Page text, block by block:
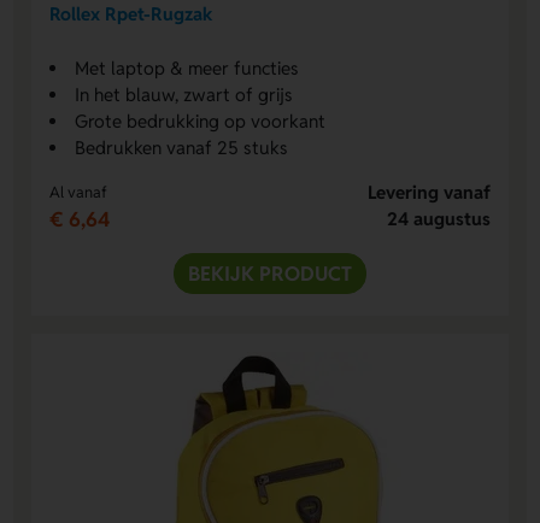
Rollex Rpet-Rugzak
Met laptop & meer functies
In het blauw, zwart of grijs
Grote bedrukking op voorkant
Bedrukken vanaf 25 stuks
Al vanaf
€ 6,64
Levering vanaf
24 augustus
BEKIJK PRODUCT